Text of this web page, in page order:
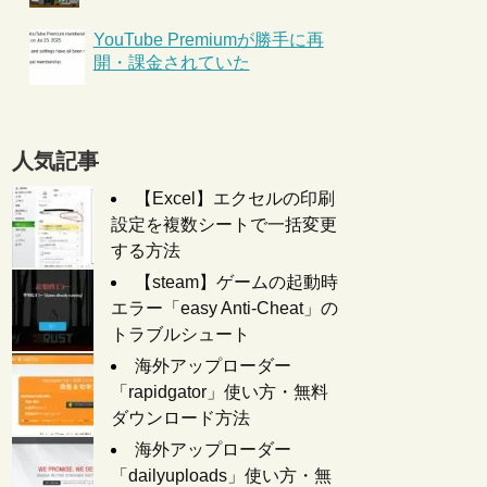
YouTube Premiumが勝手に再
開・課金されていた
人気記事
【Excel】エクセルの印刷
設定を複数シートで一括変更
する方法
【steam】ゲームの起動時
エラー「easy Anti-Cheat」の
トラブルシュート
海外アップローダー
「rapidgator」使い方・無料
ダウンロード方法
海外アップローダー
「dailyuploads」使い方・無